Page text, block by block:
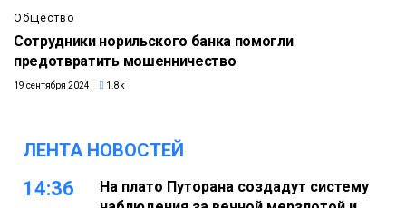
Общество
Сотрудники норильского банка помогли
предотвратить мошенничество
19 сентября 2024 1.8k
ЛЕНТА НОВОСТЕЙ
14:36
На плато Путорана создадут систему